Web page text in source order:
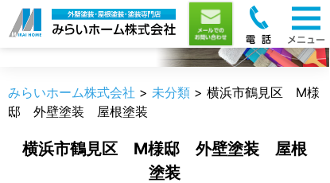
職人のうんちく
みらいホーム株式会社 > 未分類 > 横浜市鶴見区 M様
邸 外壁塗装 屋根塗装
横浜市鶴見区 M様邸 外壁塗装 屋根
塗装